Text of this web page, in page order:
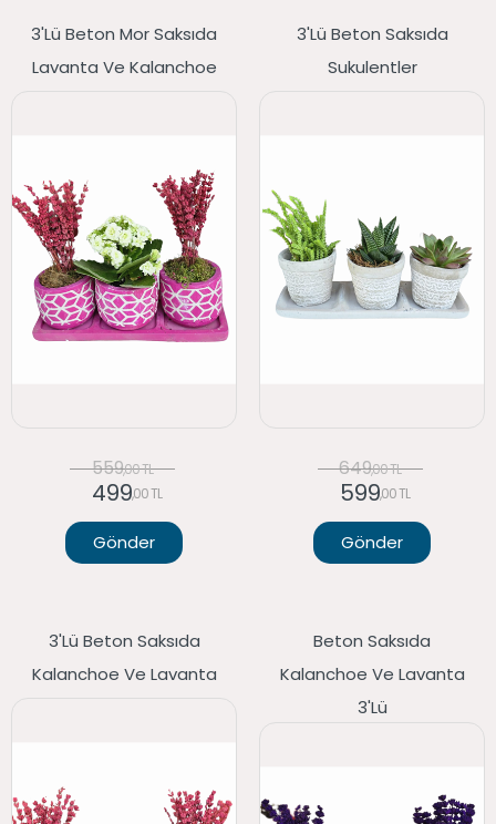
3'lü Beton Mor Saksıda
Lavanta Ve Kalanchoe
559,00 TL
499,00 TL
Gönder
3'lü Beton Saksıda
Sukulentler
649,00 TL
599,00 TL
Gönder
3'lü Beton Saksıda
Kalanchoe Ve Lavanta
Beton Saksıda
Kalanchoe Ve Lavanta
3'lü